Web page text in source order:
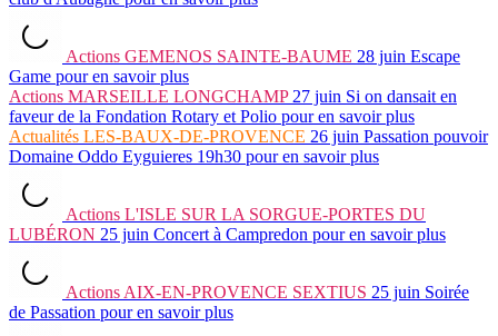
Actions GEMENOS SAINTE-BAUME 28 juin Escape
Game pour en savoir plus
Actions MARSEILLE LONGCHAMP 27 juin Si on dansait en
faveur de la Fondation Rotary et Polio pour en savoir plus
Actualités LES-BAUX-DE-PROVENCE 26 juin Passation pouvoir
Domaine Oddo Eyguieres 19h30 pour en savoir plus
Actions L'ISLE SUR LA SORGUE-PORTES DU
LUBÉRON 25 juin Concert à Campredon pour en savoir plus
Actions AIX-EN-PROVENCE SEXTIUS 25 juin Soirée
de Passation pour en savoir plus